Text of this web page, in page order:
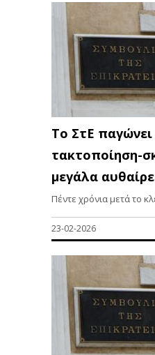
Το ΣτΕ παγώνει
τακτοποίηση-
μεγάλα
Πέντε χρόνια μετά το
23-02-2026